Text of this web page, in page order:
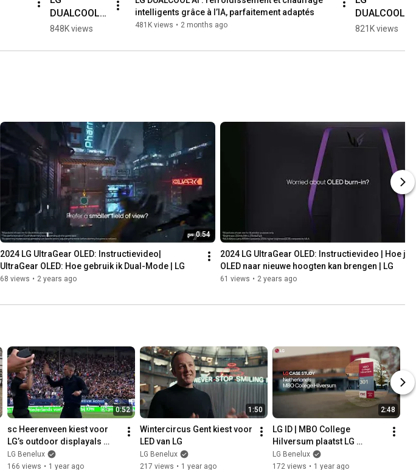
DUALCOOL
AI :
ent et
adaptés
848K views
intelligents grâce à l’IA, parfaitement adaptés
481K views • 2 months ago
DUALCOOL
AI :
ent et
adaptés
821K views
0:54
2024 LG UltraGear OLED: Instructievideo|
UltraGear OLED: Hoe gebruik ik Dual-Mode | LG
68 views • 2 years ago
2024 LG UltraGear OLED: Instructievideo | Hoe je
OLED naar nieuwe hoogten kan brengen | LG
61 views • 2 years ago
0:52
sc Heerenveen kiest voor
LG’s outdoor displayals
nieuwe blikvanger Abe
Lenstra Stadion
LG Benelux
166 views • 1 year ago
1:50
Wintercircus Gent kiest voor
LED van LG
LG Benelux
217 views • 1 year ago
2:48
LG ID | MBO College
Hilversum plaatst LG
narrrowcasting-displays
voor optimale
LG Benelux
172 views • 1 year ago